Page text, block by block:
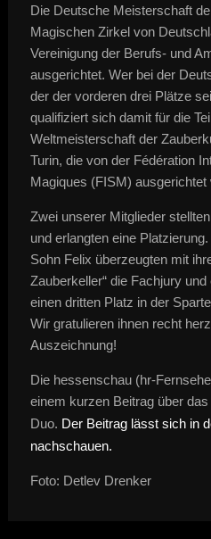
Die Deutsche Meisterschaft
Magischen Zirkel von
Vereinigung der Berufs- und
ausgerichtet. Wer bei der
der der vorderen drei Plätze
qualifiziert sich damit für die
Weltmeisterschaft der
Turin, die von der Fédération
Magiques (FISM) ausgerichtet
Zwei unserer Mitglieder
und erlangten eine
Sohn Felix überzeugten mit
Zauberkeller“ die Fachjury
einen dritten Platz in der
Wir gratulieren ihnen recht
Auszeichnung!
Die hessenschau (hr-
einem kurzen Beitrag über
Duo. Der Beitrag lässt sich in
nachschauen.
Foto: Detlev Drenker